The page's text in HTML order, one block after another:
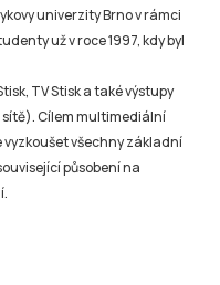
univerzity Brno v rámci
už v roce 1997, kdy byl
TV Stisk a také výstupy
Cílem multimediální
všechny základní
působení na